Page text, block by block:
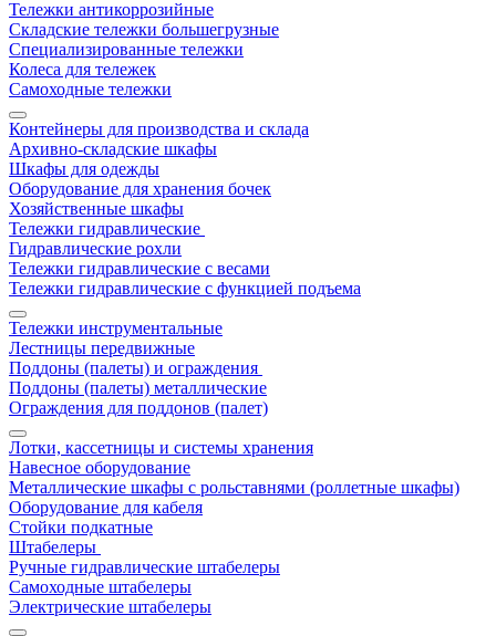
Тележки антикоррозийные
Складские тележки большегрузные
Специализированные тележки
Колеса для тележек
Самоходные тележки
Контейнеры для производства и склада
Архивно-складские шкафы
Шкафы для одежды
Оборудование для хранения бочек
Хозяйственные шкафы
Тележки гидравлические
Гидравлические рохли
Тележки гидравлические с весами
Тележки гидравлические с функцией подъема
Тележки инструментальные
Лестницы передвижные
Поддоны (палеты) и ограждения
Поддоны (палеты) металлические
Ограждения для поддонов (палет)
Лотки, кассетницы и системы хранения
Навесное оборудование
Металлические шкафы с рольставнями (роллетные шкафы)
Оборудование для кабеля
Стойки подкатные
Штабелеры
Ручные гидравлические штабелеры
Самоходные штабелеры
Электрические штабелеры